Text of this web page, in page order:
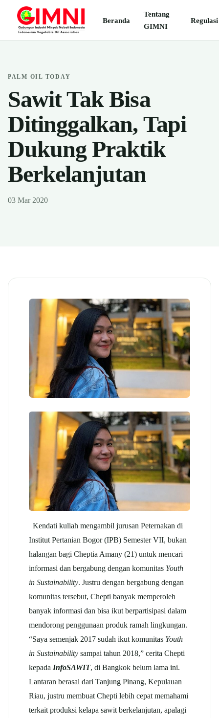
Beranda
Tentang
GIMNI
Regulasi
PALM OIL TODAY
Sawit Tak Bisa
Ditinggalkan, Tapi
Dukung Praktik
Berkelanjutan
03 Mar 2020
Kendati kuliah mengambil jurusan Peternakan di
Institut Pertanian Bogor (IPB) Semester VII, bukan
halangan bagi Cheptia Amany (21) untuk mencari
informasi dan bergabung dengan komunitas Youth
in Sustainability. Justru dengan bergabung dengan
komunitas tersebut, Chepti banyak memperoleh
banyak informasi dan bisa ikut berpartisipasi dalam
mendorong penggunaan produk ramah lingkungan.
“Saya semenjak 2017 sudah ikut komunitas Youth
in Sustainability sampai tahun 2018,” cerita Chepti
kepada InfoSAWIT, di Bangkok belum lama ini.
Lantaran berasal dari Tanjung Pinang, Kepulauan
Riau, justru membuat Chepti lebih cepat memahami
terkait produksi kelapa sawit berkelanjutan, apalagi